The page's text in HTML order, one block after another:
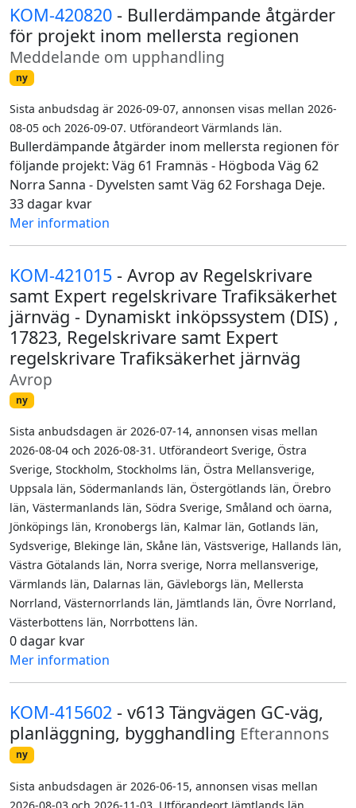
KOM-420820 - Bullerdämpande åtgärder
för projekt inom mellersta regionen
Meddelande om upphandling
ny
Sista anbudsdag är 2026-09-07, annonsen visas mellan 2026-
08-05 och 2026-09-07. Utförandeort Värmlands län.
Bullerdämpande åtgärder inom mellersta regionen för
följande projekt: Väg 61 Framnäs - Högboda Väg 62
Norra Sanna - Dyvelsten samt Väg 62 Forshaga Deje.
33 dagar kvar
Mer information
KOM-421015 - Avrop av Regelskrivare
samt Expert regelskrivare Trafiksäkerhet
järnväg - Dynamiskt inköpssystem (DIS) ,
17823, Regelskrivare samt Expert
regelskrivare Trafiksäkerhet järnväg
Avrop
ny
Sista anbudsdagen är 2026-07-14, annonsen visas mellan
2026-08-04 och 2026-08-31. Utförandeort Sverige, Östra
Sverige, Stockholm, Stockholms län, Östra Mellansverige,
Uppsala län, Södermanlands län, Östergötlands län, Örebro
län, Västermanlands län, Södra Sverige, Småland och öarna,
Jönköpings län, Kronobergs län, Kalmar län, Gotlands län,
Sydsverige, Blekinge län, Skåne län, Västsverige, Hallands län,
Västra Götalands län, Norra sverige, Norra mellansverige,
Värmlands län, Dalarnas län, Gävleborgs län, Mellersta
Norrland, Västernorrlands län, Jämtlands län, Övre Norrland,
Västerbottens län, Norrbottens län.
0 dagar kvar
Mer information
KOM-415602 - v613 Tängvägen GC-väg,
planläggning, bygghandling Efterannons
ny
Sista anbudsdagen är 2026-06-15, annonsen visas mellan
2026-08-03 och 2026-11-03. Utförandeort Jämtlands län.